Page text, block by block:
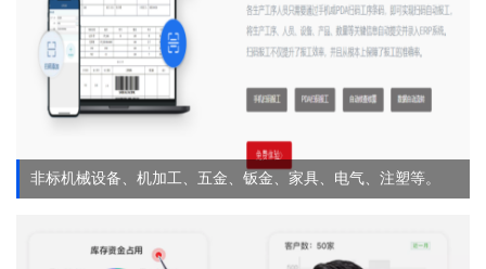
非标机械设备、机加工、五金、钣金、家具、电气、注塑等。